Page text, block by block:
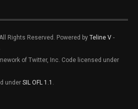
Rights Reserved. Powered by Teline V -
of Twitter, Inc. Code licensed under
under SIL OFL 1.1